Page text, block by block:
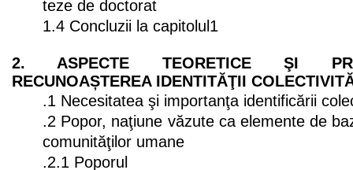
teze de doctorat
1.4 Concluzii la capitolul1
2. ASPECTE TEORETICE ŞI
RECUNOAȘTEREA IDENTITĂŢII
.1 Necesitatea şi importanţa identificării
.2 Popor, naţiune văzute ca elemente de
comunităţilor umane
.2.1 Poporul